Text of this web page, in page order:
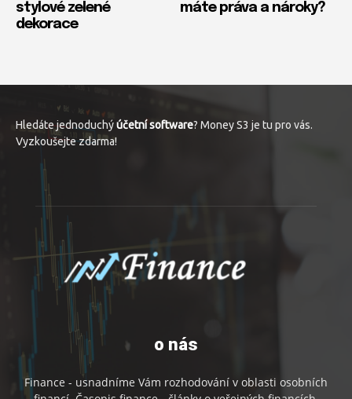
stylové zelené
dekorace
máte práva a nároky?
Hledáte jednoduchýúčetní software? Money S3 je tu pro vás.
Vyzkoušejte zdarma!
o nás
Finance - usnadníme Vám rozhodování v oblasti osobních